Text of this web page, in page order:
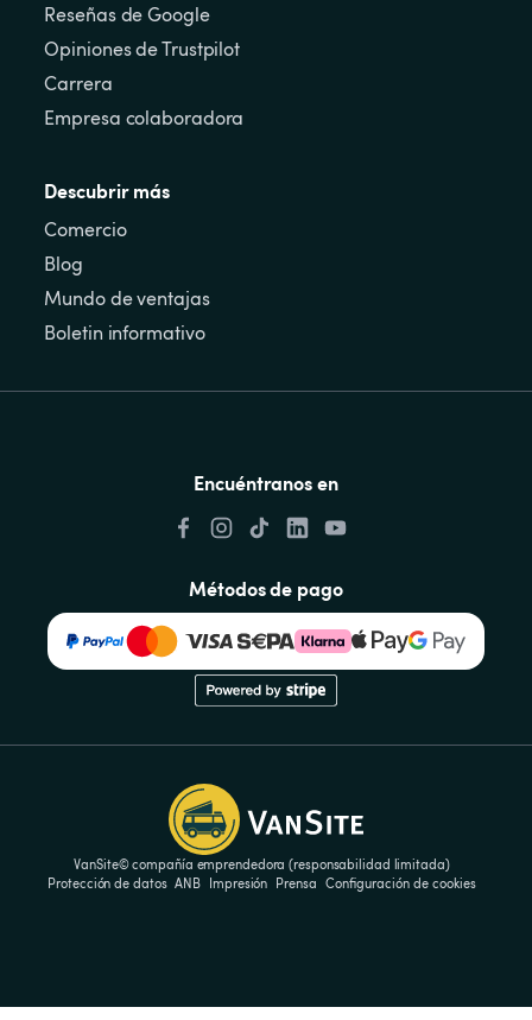
Reseñas de Google
Opiniones de Trustpilot
Carrera
Empresa colaboradora
Descubrir más
Comercio
Blog
Mundo de ventajas
Boletin informativo
Encuéntranos en
Métodos de pago
VanSite© compañía emprendedora (responsabilidad limitada)
Protección de datos ANB Impresión Prensa Configuración de cookies